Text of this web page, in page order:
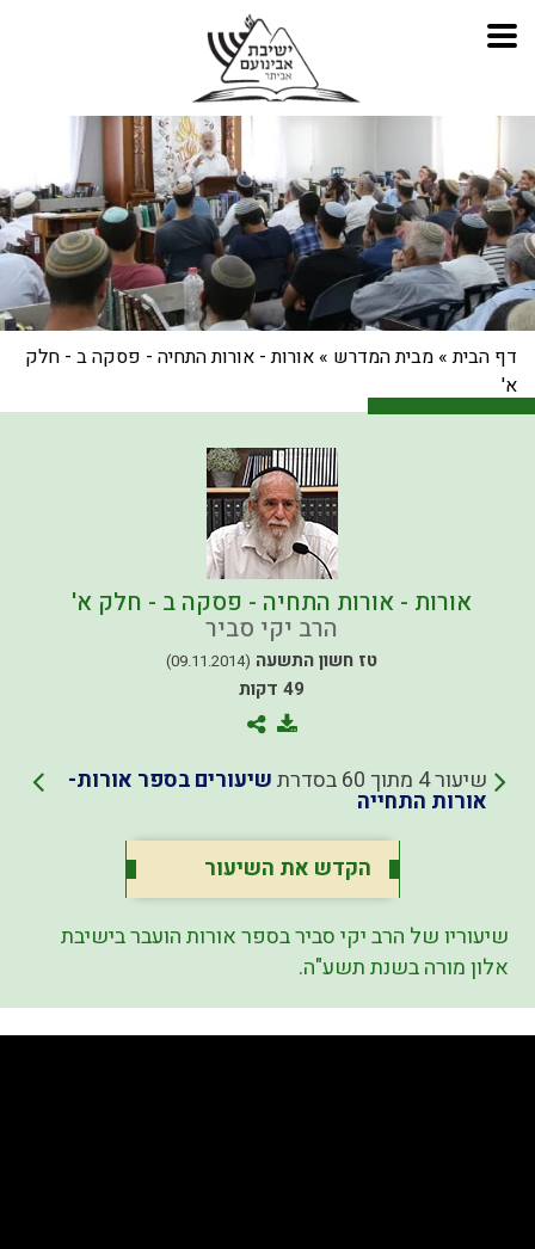
דף הבית» מבית המדרש » אורות - אורות התחיה - פסקה ב - חלק
א'
אורות - אורות התחיה - פסקה ב - חלק א'
הרב יקי סביר
טז חשון התשעה (09.11.2014)
49 דקות
שיעור 4 מתוך 60 בסדרת שיעורים בספר אורות-
אורות התחייה
הקדש את השיעור
שיעוריו של הרב יקי סביר בספר אורות הועבר בישיבת
אלון מורה בשנת תשע"ה.